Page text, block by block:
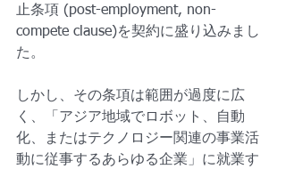
止条項 (post-employment, non-
compete clause)を契約に盛り込みまし
た。
しかし、その条項は範囲が過度に広
く、「アジア地域でロボット、自動
化、またはテクノロジー関連の事業活
動に従事するあらゆる企業」に就業す